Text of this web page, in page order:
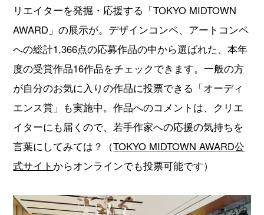
リエイターを発掘・応援する「TOKYO MIDTOWN
AWARD」の展示が。デザインコンペ、アートコンペ
への総計1,366点の応募作品の中から選ばれた、本年
度の受賞作品16作品をチェックできます。一般の方
が自分のお気に入りの作品に投票できる「オーディ
エンス賞」も実施中。作品へのコメントは、クリエ
イターにも届くので、若手作家への応援の気持ちを
言葉にしてみては？（TOKYO MIDTOWN AWARD公
式サイト からオンラインでも投票可能です）